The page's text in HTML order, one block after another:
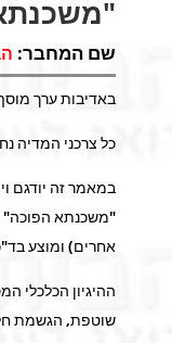
שם המחבר:
באדיבות ערך
כל צרכני המדיה
במאמר זה יודגם
"משכנתא הפוכה" –
אחרים) ומוצע בד"כ לאנשים שעברו את גיל
ההיגיון הכלכלי
שוטפת, הגשמת